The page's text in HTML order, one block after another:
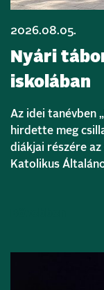
2026.08.05.
Nyári
iskolában
Az idei tanévben
hirdette meg
diákjai részére
Katolikus